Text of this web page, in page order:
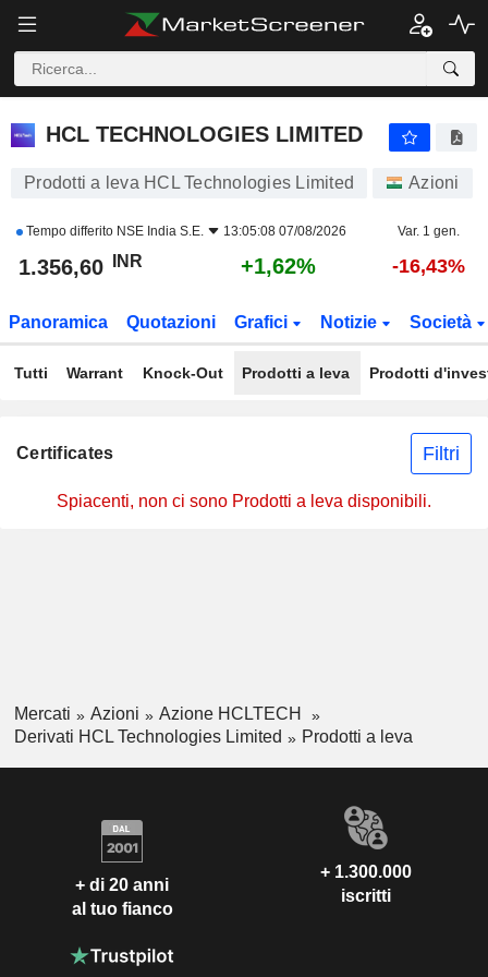
HCL TECHNOLOGIES LIMITED
Prodotti a leva HCL Technologies Limited Azioni
Tempo differito NSE India S.E. 13:05:08 07/08/2026 Var. 1 gen.
1.356,60 INR +1,62% -16,43%
Panoramica Quotazioni Grafici Notizie Società
Tutti Warrant Knock-Out Prodotti a leva Prodotti
Certificates Filtri
Spiacenti, non ci sono Prodotti a leva disponibili.
Mercati Azioni
Azione HCLTECH
Derivati HCL Technologies Limited
Prodotti a leva
+ di 20 anni
al tuo fianco
+ 1.300.000
iscritti